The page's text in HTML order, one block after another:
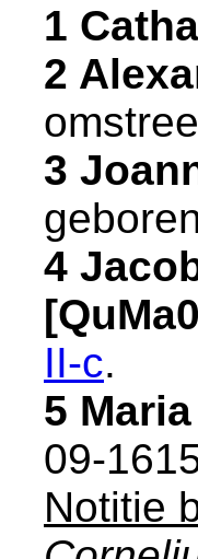
1
2
3
4
II-c.
5
09-
Notitie